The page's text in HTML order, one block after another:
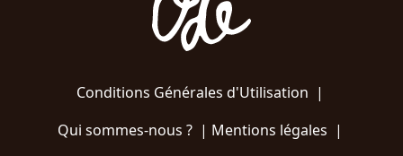
Conditions Générales d'Utilisation |
Qui sommes-nous ?| Mentions légales |